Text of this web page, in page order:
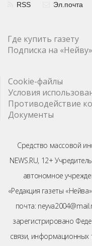
RSS Эл.почта
Где купить газету
Подписка на «Нейву»
Cookie-файлы
Условия
Противодействие
Документы
Средство массовой
NEWS.RU, 12+
автономное
«Редакция газеты
почта:
зарегистрировано
связи, информационных